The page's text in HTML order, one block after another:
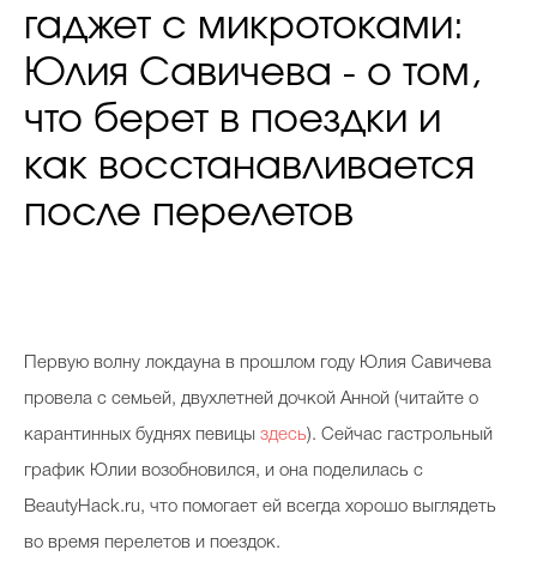
гаджет с микротоками:
Юлия Савичева - о том,
что берет в поездки и
как восстанавливается
после перелетов
Первую волну локдауна в прошлом году Юлия Савичева
провела с семьей, двухлетней дочкой Анной (читайте о
карантинных буднях певицы здесь). Сейчас гастрольный
график Юлии возобновился, и она поделилась с
BeautyHack.ru, что помогает ей всегда хорошо выглядеть
во время перелетов и поездок.